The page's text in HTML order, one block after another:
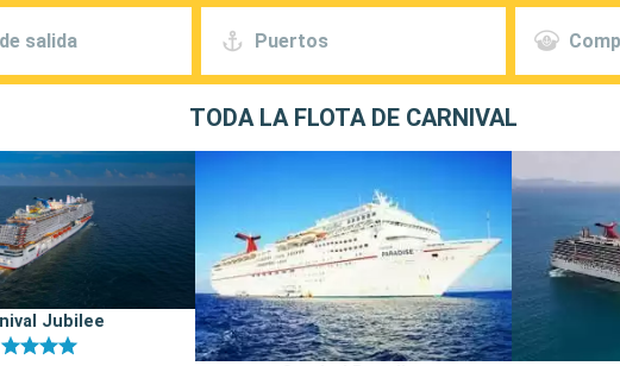
salida Puertos
TODA LA FLOTA DE CARNIVAL
Jubilee